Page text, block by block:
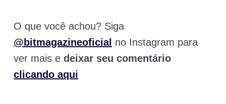
O que você achou? Siga
@bitmagazineoficial no Instagram para
ver mais e deixar seu comentário
clicando aqui